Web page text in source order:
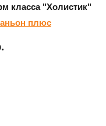
класса "Холистик"
плюс